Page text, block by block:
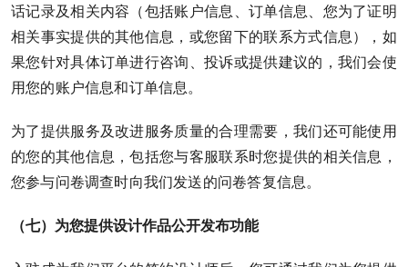
话记录及相关内容（包括账户信息、订单信息、您为了证明
相关事实提供的其他信息，或您留下的联系方式信息），如
果您针对具体订单进行咨询、投诉或提供建议的，我们会使
用您的账户信息和订单信息。
为了提供服务及改进服务质量的合理需要，我们还可能使用
的您的其他信息，包括您与客服联系时您提供的相关信息，
您参与问卷调查时向我们发送的问卷答复信息。
（七）为您提供设计作品公开发布功能